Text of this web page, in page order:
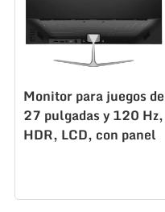
Monitor para juegos de
27 pulgadas y 120 Hz,
HDR, LCD, con panel